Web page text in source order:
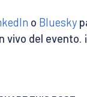
o Bluesky
vivo del evento.